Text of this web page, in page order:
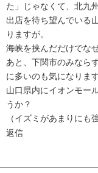
た」じゃなくて、北九
出店を待ち望んでいる
りますが。
海峡を挟んだだけでな
あと、下関市のみなら
に多いのも気になります
山口県内にイオンモー
うか？
（イズミがあまりにも
返信